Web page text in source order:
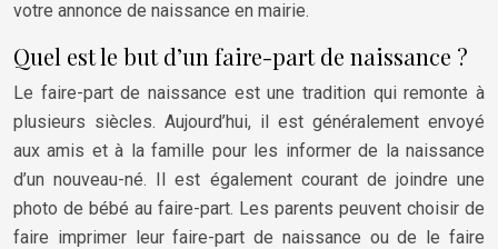
votre annonce de naissance en mairie.
Quel est le but d’un faire-part de naissance ?
Le faire-part de naissance est une tradition qui remonte à
plusieurs siècles. Aujourd’hui, il est généralement envoyé
aux amis et à la famille pour les informer de la naissance
d’un nouveau-né. Il est également courant de joindre une
photo de bébé au faire-part. Les parents peuvent choisir de
faire imprimer leur faire-part de naissance ou de le faire